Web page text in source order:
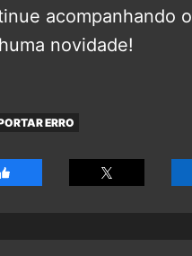
acompanhando o
novidade!
ERRO